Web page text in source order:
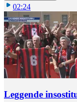
02:24
Leggende